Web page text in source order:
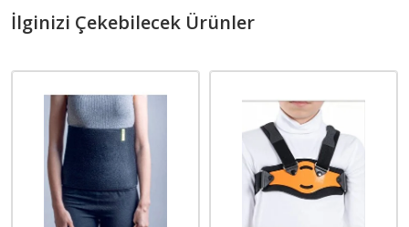
İlginizi Çekebilecek Ürünler